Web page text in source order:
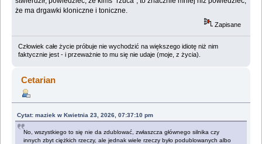
że ma drgawki kloniczne i toniczne.
Zapisane
Człowiek całe życie próbuje nie wychodzić na większego idiotę niż nim
faktycznie jest - i przeważnie to mu się nie udaje (moje, z życia).
Cetarian
Cytat: maziek w Kwietnia 23, 2026, 07:37:10 pm
No, wszystkiego to się nie da zdublować, zwłaszcza głównego silnika czy
innych zbyt ciężkich rzeczy, ale jednak wiele rzeczy było podublowanych albo